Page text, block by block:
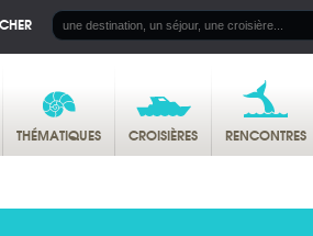
THÉMATIQUES CROISIÈRES RENCONTRES